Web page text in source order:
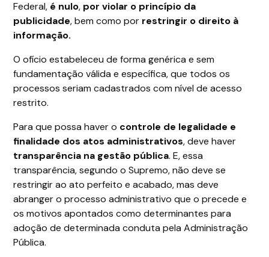
Federal, é nulo, por violar o princípio da
publicidade, bem como por restringir o direito à
informação.
O ofício estabeleceu de forma genérica e sem
fundamentação válida e específica, que todos os
processos seriam cadastrados com nível de acesso
restrito.
Para que possa haver o controle de legalidade e
finalidade dos atos administrativos, deve haver
transparência na gestão pública. E, essa
transparência, segundo o Supremo, não deve se
restringir ao ato perfeito e acabado, mas deve
abranger o processo administrativo que o precede e
os motivos apontados como determinantes para
adoção de determinada conduta pela Administração
Pública.